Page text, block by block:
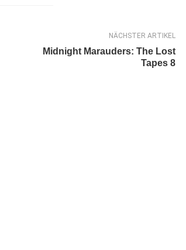
NÄCHSTER ARTIKEL
Midnight Marauders: The Lost
Tapes 8